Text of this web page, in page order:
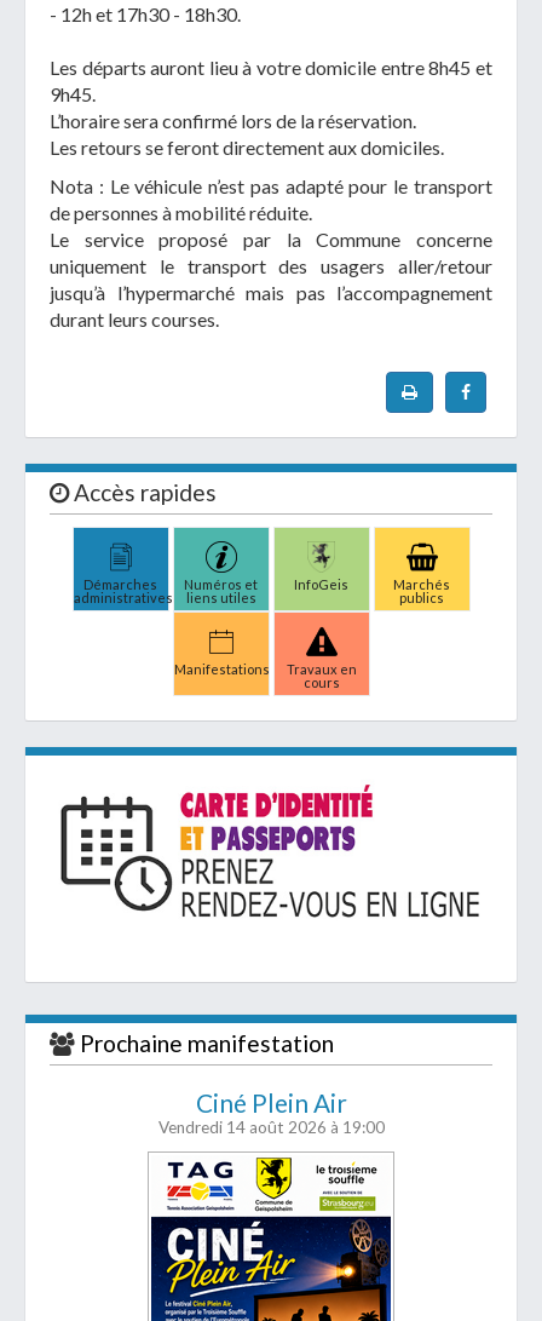
- 12h et 17h30 - 18h30.
Les départs auront lieu à votre domicile entre 8h45 et
9h45.
L’horaire sera confirmé lors de la réservation.
Les retours se feront directement aux domiciles.
Nota : Le véhicule n’est pas adapté pour le transport
de personnes à mobilité réduite.
Le service proposé par la Commune concerne
uniquement le transport des usagers aller/retour
jusqu’à l’hypermarché mais pas l’accompagnement
durant leurs courses.
Accès rapides
Démarches
administratives
Numéros et
liens utiles
InfoGeis
Marchés
publics
Manifestations
Travaux en
cours
Prochaine manifestation
Ciné Plein Air
Vendredi 14 août 2026 à 19:00